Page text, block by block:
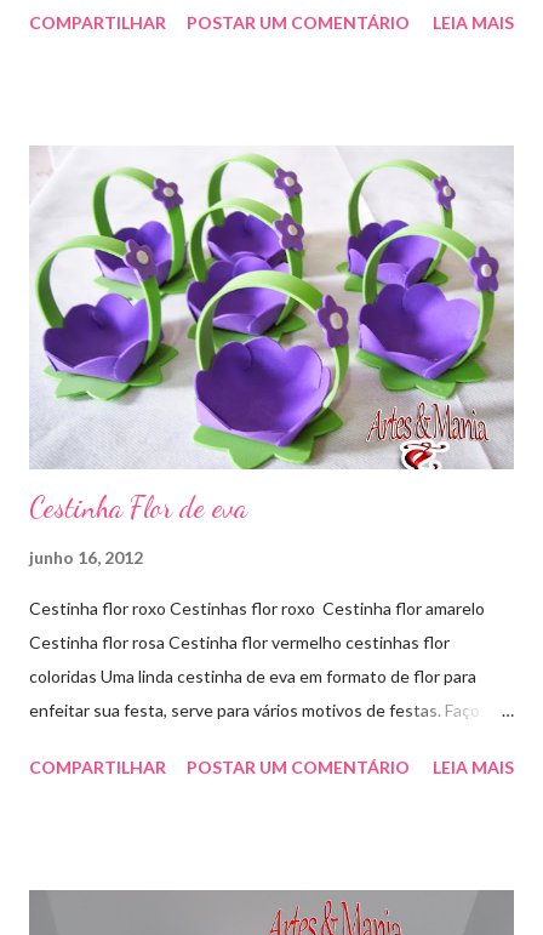
para baixar o arquivo que fiz para vocês! E peço que
COMPARTILHAR POSTAR UM COMENTÁRIO LEIA MAIS
Cestinha Flor de eva
junho 16, 2012
Cestinha flor roxo Cestinhas flor roxo Cestinha flor amarelo
Cestinha flor rosa Cestinha flor vermelho cestinhas flor
coloridas Uma linda cestinha de eva em formato de flor para
enfeitar sua festa, serve para vários motivos de festas. Faço
artesmania1@hotmail.com
COMPARTILHAR POSTAR UM COMENTÁRIO LEIA MAIS